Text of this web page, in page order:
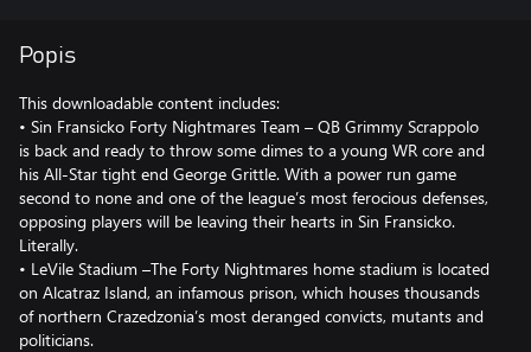
Popis
This downloadable content includes:
• Sin Fransicko Forty Nightmares Team – QB Grimmy Scrappolo
is back and ready to throw some dimes to a young WR core and
his All-Star tight end George Grittle. With a power run game
second to none and one of the league’s most ferocious defenses,
opposing players will be leaving their hearts in Sin Fransicko.
Literally.
• LeVile Stadium –The Forty Nightmares home stadium is located
on Alcatraz Island, an infamous prison, which houses thousands
of northern Crazedzonia’s most deranged convicts, mutants and
politicians.